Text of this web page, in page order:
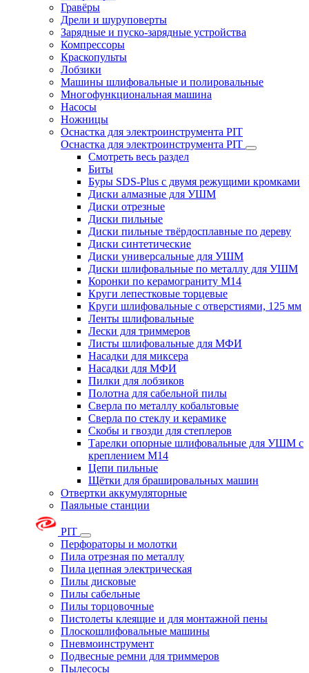
Гравёры
Дрели и шуруповерты
Зарядные и пуско-зарядные устройства
Компрессоры
Краскопульты
Лобзики
Машины шлифовальные и полировальные
Многофункциональная машина
Насосы
Ножницы
Оснастка для электроинструмента PIT
Оснастка для электроинструмента PIT
Смотреть весь раздел
Биты
Буры SDS-Plus c двумя режущими кромками
Диски алмазные для УШМ
Диски отрезные
Диски пильные
Диски пильные твёрдосплавные по дереву
Диски синтетические
Диски универсальные для УШМ
Диски шлифовальные по металлу для УШМ
Коронки по керамограниту M14
Круги лепестковые торцевые
Круги шлифовальные с отверстиями, 125 мм
Ленты шлифовальные
Лески для триммеров
Листы шлифовальные для МФИ
Насадки для миксера
Насадки для МФИ
Пилки для лобзиков
Полотна для сабельной пилы
Сверла по металлу кобальтовые
Сверла по стеклу и керамике
Скобы и гвозди для степлеров
Тарелки опорные шлифовальные для УШМ с
креплением М14
Цепи пильные
Щётки для брашировальных машин
Отвертки аккумуляторные
Паяльные станции
PIT
Перфораторы и молотки
Пила отрезная по металлу
Пила цепная электрическая
Пилы дисковые
Пилы сабельные
Пилы торцовочные
Пистолеты клеящие и для монтажной пены
Плоскошлифовальные машины
Пневмоинструмент
Подвесные ремни для триммеров
Пылесосы